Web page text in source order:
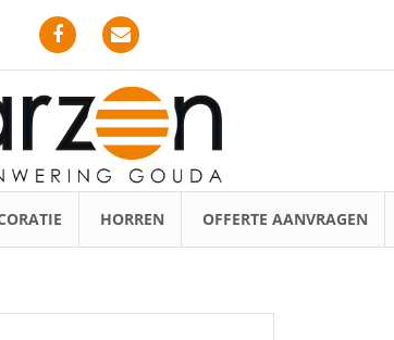
FacebookEmail
HORREN OFFERTE AANVRAGEN